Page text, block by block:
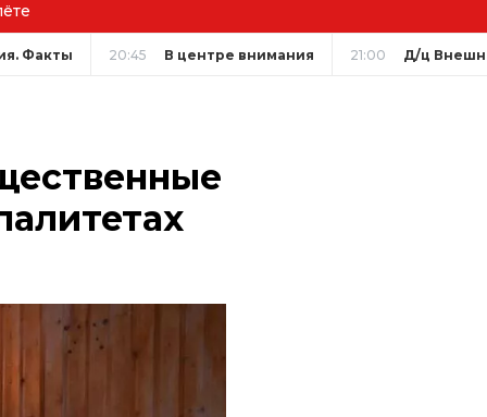
Факты 20:45 В центре внимания 21:00 Д/ц